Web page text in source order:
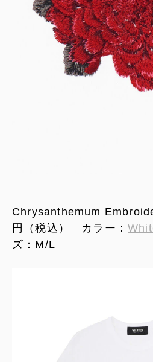
Chrysanthemum
円（税込） カラー：
ズ：M/L